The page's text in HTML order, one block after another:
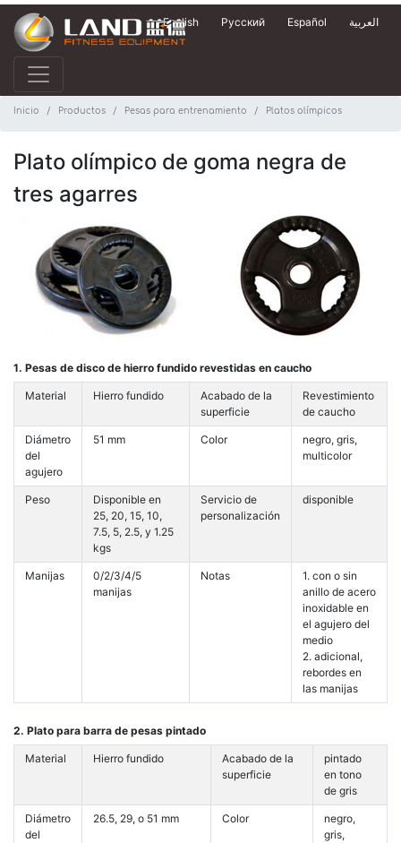
English Русский Español العربية
Inicio Productos Pesas para entrenamiento Platos olímpicos
Plato olímpico de goma negra de
tres agarres
1. Pesas de disco de hierro fundido revestidas en caucho
Material Hierro fundido
Acabado de la
superficie
Revestimiento
de caucho
Diámetro
del
agujero
51 mm Color
negro, gris,
multicolor
Peso
Disponible en
25, 20, 15, 10,
7.5, 5, 2.5, y 1.25
kgs
Servicio de
personalización
disponible
Manijas
0/2/3/4/5
manijas
Notas
1. con o sin
anillo de acero
inoxidable en
el agujero del
medio
2. adicional,
rebordes en
las manijas
2. Plato para barra de pesas pintado
Material Hierro fundido
Acabado de la
superficie
pintado
en tono
de gris
Diámetro
del
26.5, 29, o 51 mm Color
negro,
gris,